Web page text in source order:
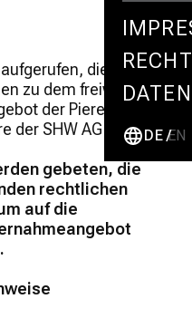
DE EN
die
zu dem freiwilligen
der Pierer
der SHW AG enthält.
gebeten, die
rechtlichen
auf die